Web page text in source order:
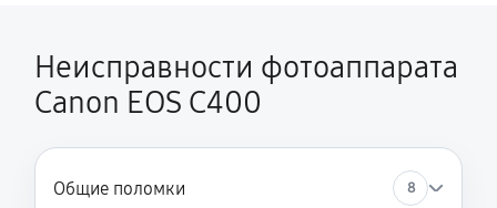
Неисправности фотоаппарата
Canon EOS C400
Общие поломки 8